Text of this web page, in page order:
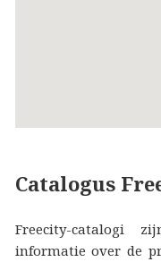
Catalogus
Freecity-catalogi
informatie over de